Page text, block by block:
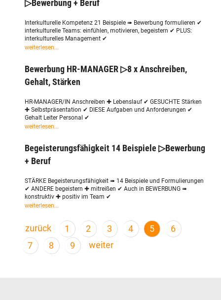
▷Bewerbung + Beruf
Interkulturelle Kompetenz 21 Beispiele ➠ Bewerbung formulieren ✔
interkulturelle Teams: einfühlen, motivieren, begeistern ✔ PLUS:
interkulturelles Management ✔
weiterlesen...
Bewerbung HR-MANAGER ▷8 x Anschreiben,
Gehalt, Stärken
HR-MANAGER/IN Anschreiben ✚ Lebenslauf ✔ GESUCHTE Stärken
✚ Selbstpräsentation ✔ DIESE Aufgaben und Anforderungen ✔
Gehalt Leiter Personal ✔
weiterlesen...
Begeisterungsfähigkeit 14 Beispiele ▷Bewerbung
+ Beruf
STÄRKE Begeisterungsfähigkeit ➠ 14 Beispiele und Formulierungen
✔ ANDERE begeistern ✚ mitreißen ✔ Auch in BEWERBUNG ➠
konstruktiv ✚ positiv im Team ✔
weiterlesen...
zurück 1 2 3 4 5
6
7
8 9 weiter